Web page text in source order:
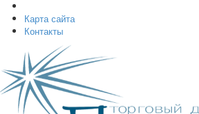
Карта сайта
Контакты